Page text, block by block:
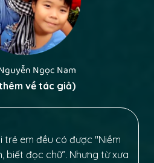
Ngọc Nam
về tác giả)
trẻ em đều có được "Niềm
biết đọc chữ”. Nhưng từ xưa